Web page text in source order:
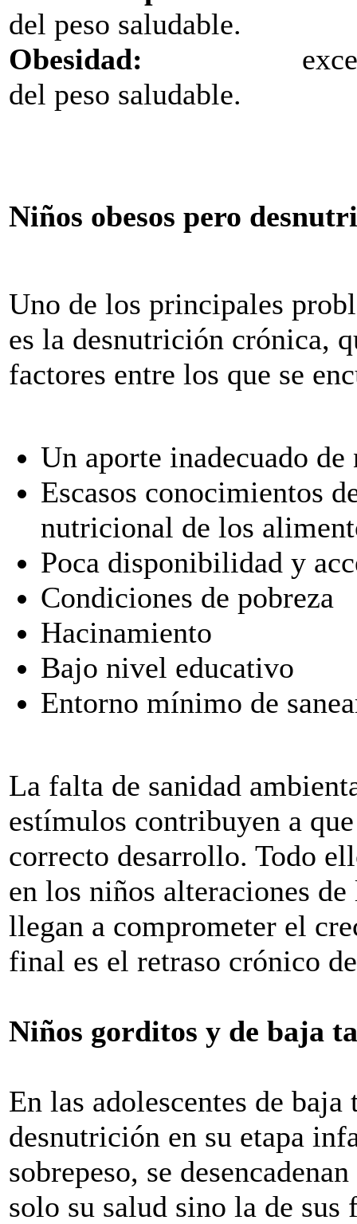
del peso saludable.
Obesidad:
exceso de
del peso saludable.
Niños obesos pero
Uno de los principales
es la desnutrición crónica,
factores entre los que se
Un aporte inadecuado
Escasos conocimientos
nutricional de los
Poca disponibilidad y
Condiciones de pobreza
Hacinamiento
Bajo nivel educativo
Entorno mínimo de
La falta de sanidad
estímulos contribuyen a
correcto desarrollo. Todo
en los niños alteraciones
llegan a comprometer el
final es el retraso crónico
Niños gorditos y de baja
En las adolescentes de
desnutrición en su etapa
sobrepeso, se
solo su salud sino la de sus